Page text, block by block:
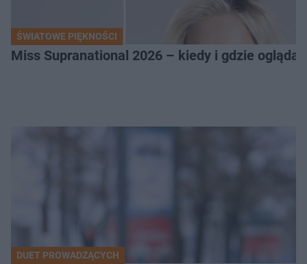
ŚWIATOWE PIĘKNOŚCI
Miss Supranational 2026 – kiedy i gdzie
DUET PROWADZĄCYCH